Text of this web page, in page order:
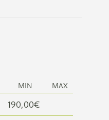
MIN MAX
190,00€